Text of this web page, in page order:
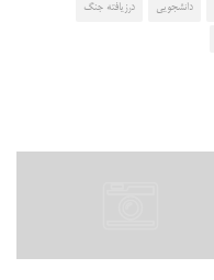
دانشجویی درزیافته جنگ